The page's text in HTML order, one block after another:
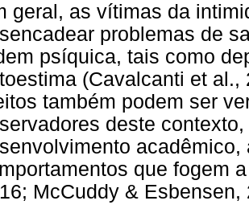
geral, as vítimas da
problemas de
psíquica, tais como
(Cavalcanti et
também podem ser
deste
que fogem
McCuddy & Esbensen,